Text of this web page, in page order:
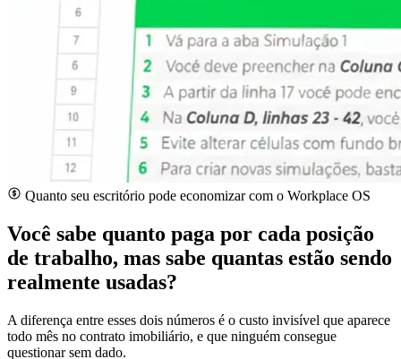
Quanto seu escritório pode economizar com o Workplace OS
Você sabe quanto paga por cada posição
de trabalho, mas sabe quantas estão sendo
realmente usadas?
A diferença entre esses dois números é o custo invisível que aparece
todo mês no contrato imobiliário, e que ninguém consegue
questionar sem dado.